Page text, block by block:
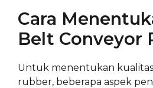
Cara
Belt Conveyor
Untuk menentukan
rubber, beberapa aspek